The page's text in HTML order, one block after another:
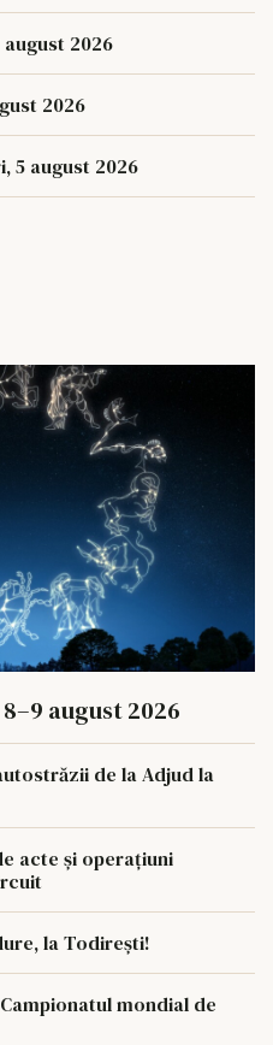
2026
2026
5 august 2026
august 2026
de la Adjud la
acte și operațiuni
la Todirești!
mondial de